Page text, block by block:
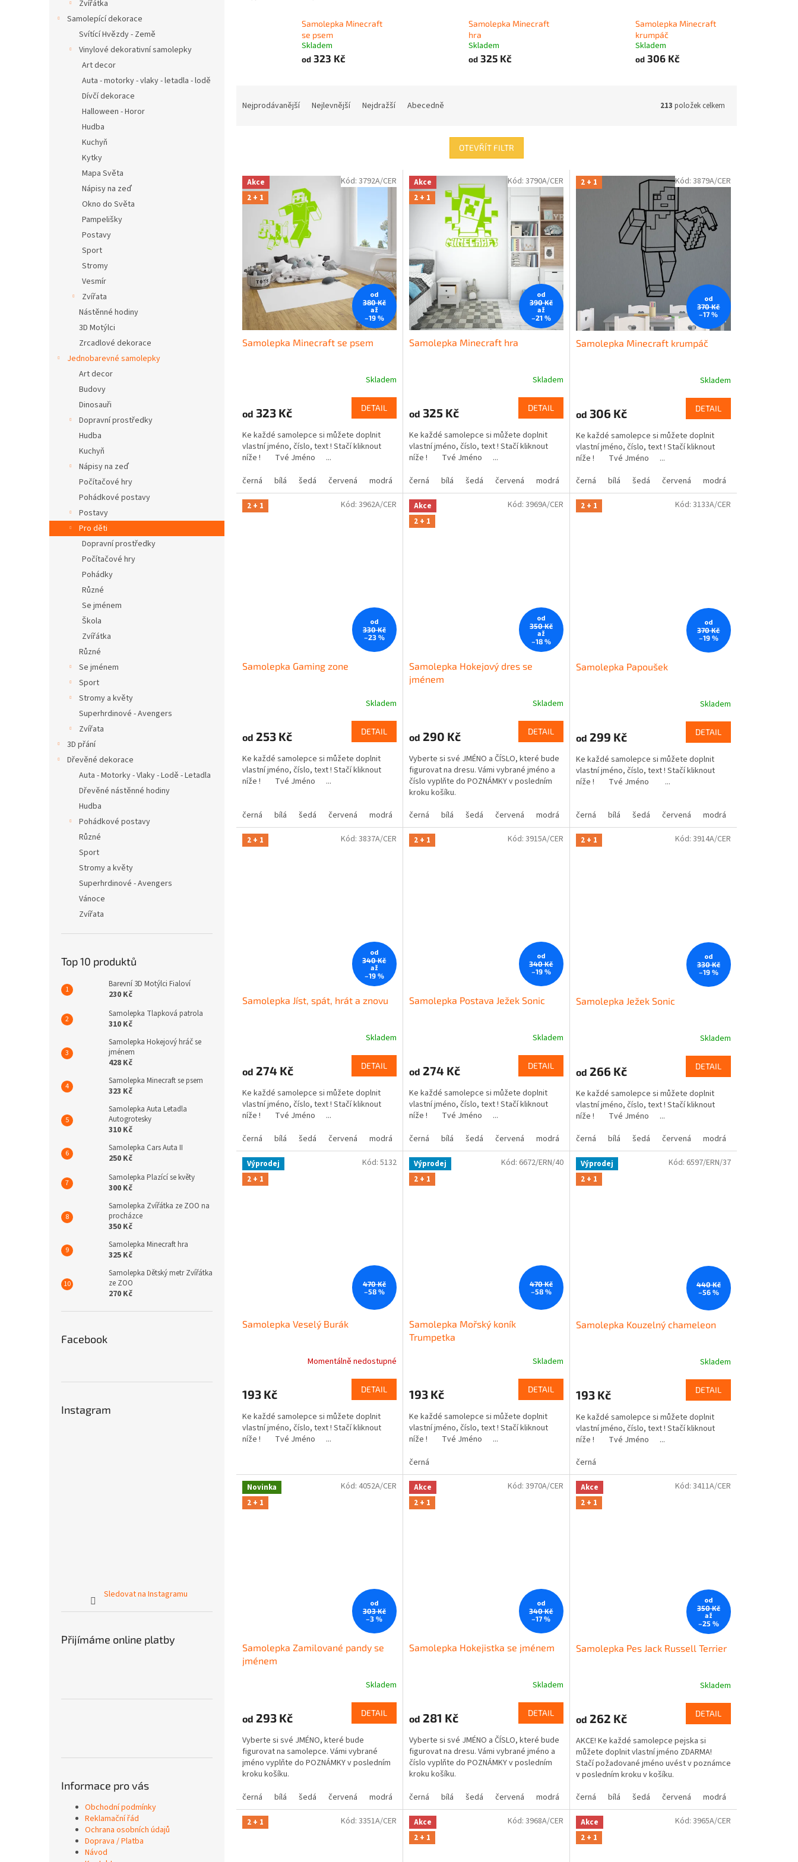
Zvířátka
Samolepící dekorace
Svítící Hvězdy - Země
Vinylové dekorativní samolepky
Art decor
Auta - motorky - vlaky - letadla - lodě
Dívčí dekorace
Halloween - Horor
Hudba
Kuchyň
Kytky
Mapa Světa
Nápisy na zeď
Okno do Světa
Pampelišky
Postavy
Sport
Stromy
Vesmír
Zvířata
Nástěnné hodiny
3D Motýlci
Zrcadlové dekorace
Jednobarevné samolepky
Art decor
Budovy
Dinosauři
Dopravní prostředky
Hudba
Kuchyň
Nápisy na zeď
Počítačové hry
Pohádkové postavy
Postavy
Pro děti
Dopravní prostředky
Počítačové hry
Pohádky
Různé
Se jménem
Škola
Zvířátka
Různé
Se jménem
Sport
Stromy a květy
Superhrdinové - Avengers
Zvířata
3D přání
Dřevěné dekorace
Auta - Motorky - Vlaky - Lodě - Letadla
Dřevěné nástěnné hodiny
Hudba
Pohádkové postavy
Různé
Sport
Stromy a květy
Superhrdinové - Avengers
Vánoce
Zvířata
Top 10 produktů
Barevní 3D Motýlci Fialoví
230 Kč
Samolepka Tlapková patrola
310 Kč
Samolepka Hokejový hráč se
jménem
428 Kč
Samolepka Minecraft se psem
323 Kč
Samolepka Auta Letadla
Autogrotesky
310 Kč
Samolepka Cars Auta II
250 Kč
Samolepka Plazící se květy
300 Kč
Samolepka Zvířátka ze ZOO na
procházce
350 Kč
Samolepka Minecraft hra
325 Kč
Samolepka Dětský metr Zvířátka
ze ZOO
270 Kč
Facebook
Instagram
Sledovat na Instagramu
Přijímáme online platby
Informace pro vás
Obchodní podmínky
Reklamační řád
Ochrana osobních údajů
Doprava / Platba
Návod
Samolepka Minecraft
se psem
Skladem
od 323 Kč
Samolepka Minecraft
hra
Skladem
od325 Kč
Samolepka Minecraft
krumpáč
Skladem
od306 Kč
Nejprodávanější Nejlevnější Nejdražší Abecedně 213 položek celkem
OTEVŘÍT FILTR
V
p
Akce
2 + 1
od
380 Kč
až
–19 %
Samolepka Minecraft se psem
Skladem
od 323 Kč DETAIL
Ke každé samolepce si můžete doplnit
vlastní jméno, číslo, text ! Stačí kliknout
níže ! Tvé Jméno ...
černá
bílá šedá červená modrá žlutá zelená růžová fialová oranžová hnědá béžová
Kód: 3792A/CER
Akce
2 + 1
od
390 Kč
až
–21 %
Samolepka Minecraft hra
Skladem
od 325 Kč DETAIL
Ke každé samolepce si můžete doplnit
vlastní jméno, číslo, text ! Stačí kliknout
níže ! Tvé Jméno ...
černá
bílá šedá červená modrá žlutá zelená růžová fialová oranžová
Kód: 3790A/CER 2 + 1
od
370 Kč
–17 %
Samolepka Minecraft krumpáč
Skladem
od 306 Kč DETAIL
Ke každé samolepce si můžete doplnit
vlastní jméno, číslo, text ! Stačí kliknout
níže ! Tvé Jméno ...
černá
bílá šedá červená modrá
Kód: 3879A/CER
2 + 1
od
330 Kč
–23 %
Samolepka Gaming zone
Skladem
od 253 Kč DETAIL
Ke každé samolepce si můžete doplnit
vlastní jméno, číslo, text ! Stačí kliknout
níže ! Tvé Jméno ...
černá bílá šedá červená modrá žlutá zelená růžová fialová oranžová hnědá béžová
Kód: 3962A/CER
Akce
2 + 1
od
350 Kč
až
–18 %
Samolepka Hokejový dres se
jménem
Skladem
od 290 Kč DETAIL
Vyberte si své JMÉNO a ČÍSLO, které bude
figurovat na dresu. Vámi vybrané jméno a
číslo vyplňte do POZNÁMKY v posledním
kroku košíku.
černá
bílá šedá červená modrá žlutá zelená růžová fialová oranžová
Kód: 3969A/CER 2 + 1
od
370 Kč
–19 %
Samolepka Papoušek
Skladem
od 299 Kč DETAIL
Ke každé samolepce si můžete doplnit
vlastní jméno, číslo, text ! Stačí kliknout
níže ! Tvé Jméno ...
černá bílá šedá červená modrá
Kód: 3133A/CER
2 + 1
od
340 Kč
až
–19 %
Samolepka Jíst, spát, hrát a znovu
Skladem
od 274 Kč DETAIL
Ke každé samolepce si můžete doplnit
vlastní jméno, číslo, text ! Stačí kliknout
níže ! Tvé Jméno ...
černá
bílá šedá červená modrá žlutá zelená růžová fialová oranžová hnědá béžová
Kód: 3837A/CER 2 + 1
od
340 Kč
–19 %
Samolepka Postava Ježek Sonic
Skladem
od 274 Kč DETAIL
Ke každé samolepce si můžete doplnit
vlastní jméno, číslo, text ! Stačí kliknout
níže ! Tvé Jméno ...
černá
bílá šedá červená modrá žlutá zelená růžová fialová oranžová
Kód: 3915A/CER 2 + 1
od
330 Kč
–19 %
Samolepka Ježek Sonic
Skladem
od 266 Kč DETAIL
Ke každé samolepce si můžete doplnit
vlastní jméno, číslo, text ! Stačí kliknout
níže ! Tvé Jméno ...
černá
bílá šedá červená modrá
Kód: 3914A/CER
Výprodej
2 + 1
470 Kč
–58 %
Samolepka Veselý Burák
Momentálně nedostupné
193 Kč DETAIL
Ke každé samolepce si můžete doplnit
vlastní jméno, číslo, text ! Stačí kliknout
níže ! Tvé Jméno ...
Kód: 5132
Výprodej
2 + 1
470 Kč
–58 %
Samolepka Mořský koník
Trumpetka
Skladem
193 Kč DETAIL
Ke každé samolepce si můžete doplnit
vlastní jméno, číslo, text ! Stačí kliknout
níže ! Tvé Jméno ...
černá
Kód: 6672/ERN/40
Výprodej
2 + 1
440 Kč
–56 %
Samolepka Kouzelný chameleon
Skladem
193 Kč DETAIL
Ke každé samolepce si můžete doplnit
vlastní jméno, číslo, text ! Stačí kliknout
níže ! Tvé Jméno ...
černá
Kód: 6597/ERN/37
Novinka
2 + 1
od
303 Kč
–3 %
Samolepka Zamilované pandy se
jménem
Skladem
od 293 Kč DETAIL
Vyberte si své JMÉNO, které bude
figurovat na samolepce. Vámi vybrané
jméno vyplňte do POZNÁMKY v posledním
kroku košíku.
černá
bílá šedá červená modrá žlutá zelená růžová fialová oranžová hnědá béžová
Kód: 4052A/CER
Akce
2 + 1
od
340 Kč
–17 %
Samolepka Hokejistka se jménem
Skladem
od 281 Kč DETAIL
Vyberte si své JMÉNO a ČÍSLO, které bude
figurovat na dresu. Vámi vybrané jméno a
číslo vyplňte do POZNÁMKY v posledním
kroku košíku.
černá
bílá šedá červená modrá žlutá zelená růžová fialová oranžová
Kód: 3970A/CER
Akce
2 + 1
od
350 Kč
až
–25 %
Samolepka Pes Jack Russell Terrier
Skladem
od 262 Kč DETAIL
AKCE! Ke každé samolepce pejska si
můžete doplnit vlastní jméno ZDARMA!
Stačí požadované jméno uvést v poznámce
v posledním kroku v košíku.
černá
bílá šedá červená modrá
Kód: 3411A/CER
2 + 1 Kód: 3351A/CER
Akce
2 + 1
Kód: 3968A/CER
Akce
2 + 1
Kód: 3965A/CER